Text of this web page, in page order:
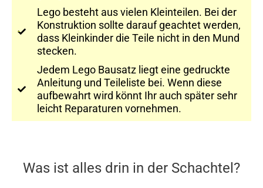
Lego besteht aus vielen Kleinteilen. Bei der
Konstruktion sollte darauf geachtet werden,
dass Kleinkinder die Teile nicht in den Mund
stecken.
Jedem Lego Bausatz liegt eine gedruckte
Anleitung und Teileliste bei. Wenn diese
aufbewahrt wird könnt Ihr auch später sehr
leicht Reparaturen vornehmen.
Was ist alles drin in der Schachtel?